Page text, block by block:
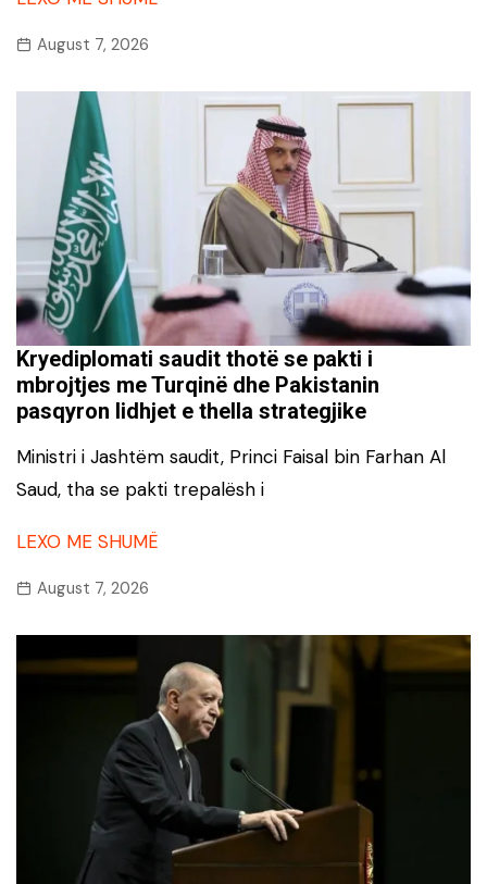
August 7, 2026
Kryediplomati saudit thotë se pakti i
mbrojtjes me Turqinë dhe Pakistanin
pasqyron lidhjet e thella strategjike
Ministri i Jashtëm saudit, Princi Faisal bin Farhan Al
Saud, tha se pakti trepalësh i
LEXO ME SHUMË
August 7, 2026